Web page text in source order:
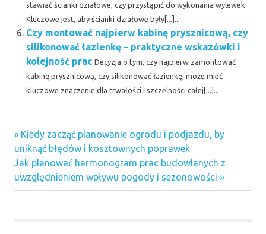
stawiać ścianki działowe, czy przystąpić do wykonania wylewek.
Kluczowe jest, aby ścianki działowe były[...]...
Czy montować najpierw kabinę prysznicową, czy
silikonować łazienkę – praktyczne wskazówki i
kolejność prac Decyzja o tym, czy najpierw zamontować
kabinę prysznicową, czy silikonować łazienkę, może mieć
kluczowe znaczenie dla trwałości i szczelności całej[...]...
Nawigacja
wpisu
Previous
Post:
Kiedy zacząć planowanie ogrodu i podjazdu, by
uniknąć błędów i kosztownych poprawek
Next
Post:
Jak planować harmonogram prac budowlanych z
uwzględnieniem wpływu pogody i sezonowości